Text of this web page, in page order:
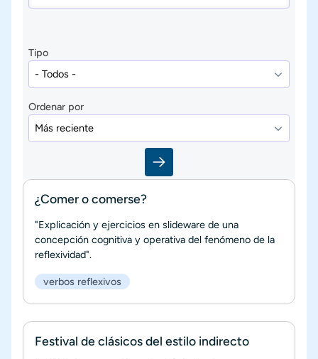
Tipo
Ordenar por
¿Comer o comerse?
"Explicación y ejercicios en slideware de una
concepción cognitiva y operativa del fenómeno de la
reflexividad".
verbos reflexivos
Festival de clásicos del estilo indirecto